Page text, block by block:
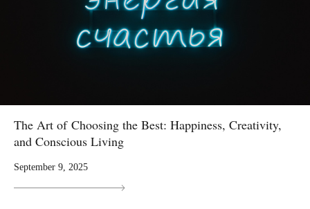
The Art of Choosing the Best: Happiness, Creativity,
and Conscious Living
September 9, 2025